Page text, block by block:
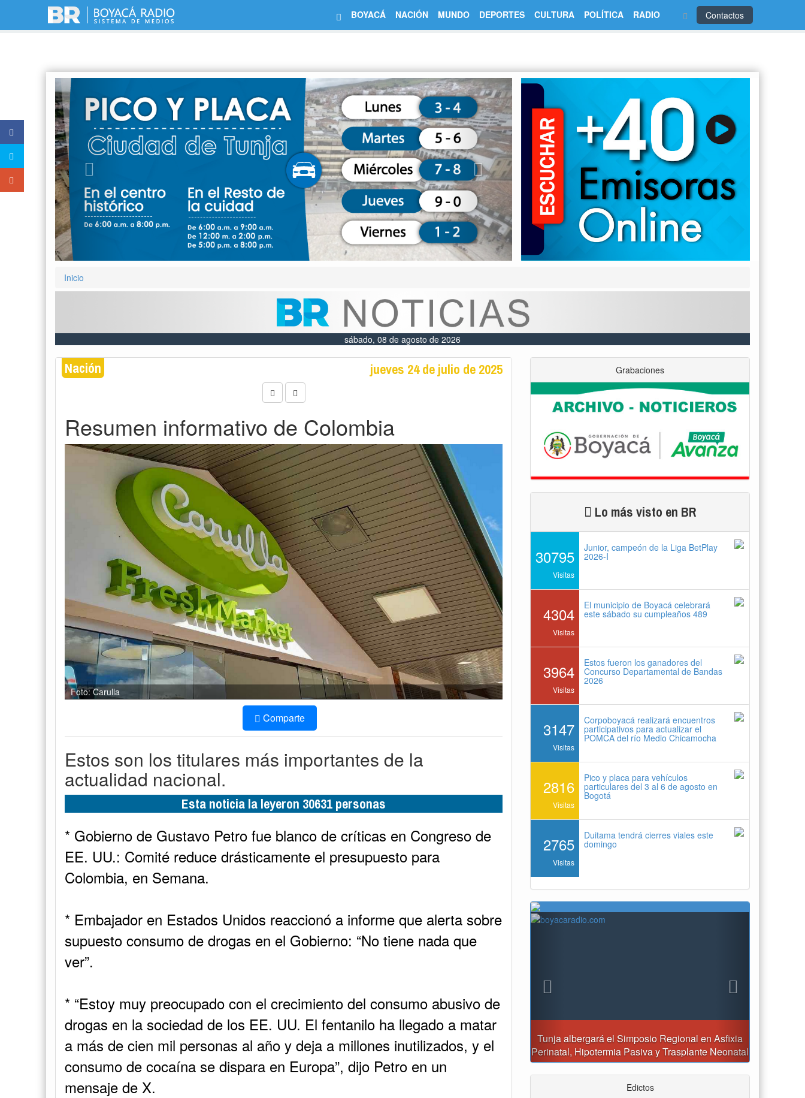
Contactos
BOYACÁ NACIÓN MUNDO DEPORTES CULTURA POLÍTICA RADIO
Next
Inicio
sábado, 08 de agosto de 2026
Nación jueves 24 de julio de 2025
Resumen informativo de Colombia
Foto: Carulla
Comparte
Estos son los titulares más importantes de la
actualidad nacional.
Esta noticia la leyeron 30631 personas
* Gobierno de Gustavo Petro fue blanco de críticas en Congreso de
EE. UU.: Comité reduce drásticamente el presupuesto para
Colombia, en Semana.
* Embajador en Estados Unidos reaccionó a informe que alerta sobre
supuesto consumo de drogas en el Gobierno: “No tiene nada que
ver”.
* “Estoy muy preocupado con el crecimiento del consumo abusivo de
drogas en la sociedad de los EE. UU. El fentanilo ha llegado a matar
a más de cien mil personas al año y deja a millones inutilizados, y el
consumo de cocaína se dispara en Europa”, dijo Petro en un
mensaje de X.
Grabaciones
Lo más visto en BR
30795
Visitas
Junior, campeón de la Liga BetPlay
2026-I
4304
Visitas
El municipio de Boyacá celebrará
este sábado su cumpleaños 489
3964
Visitas
Estos fueron los ganadores del
Concurso Departamental de Bandas
2026
3147
Visitas
Corpoboyacá realizará encuentros
participativos para actualizar el
POMCA del río Medio Chicamocha
2816
Visitas
Pico y placa para vehículos
particulares del 3 al 6 de agosto en
Bogotá
2765
Visitas
Duitama tendrá cierres viales este
domingo
Reporte del tiempo en Boyacá para el sábado
Previous
Edictos